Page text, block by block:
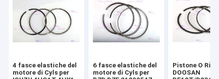
4 fasce elastiche del
motore di Cyls per
6 fasce elastiche del
motore di Cyls per
Pistone O
DOOSAN